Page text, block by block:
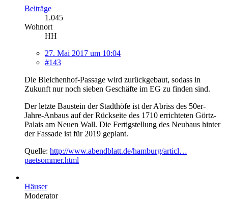
Beiträge
1.045
Wohnort
HH
27. Mai 2017 um 10:04
#143
Die Bleichenhof-Passage wird zurückgebaut, sodass in
Zukunft nur noch sieben Geschäfte im EG zu finden sind.
Der letzte Baustein der Stadthöfe ist der Abriss des 50er-
Jahre-Anbaus auf der Rückseite des 1710 errichteten Görtz-
Palais am Neuen Wall. Die Fertigstellung des Neubaus hinter
der Fassade ist für 2019 geplant.
Quelle: http://www.abendblatt.de/hamburg/articl…
paetsommer.html
Häuser
Moderator